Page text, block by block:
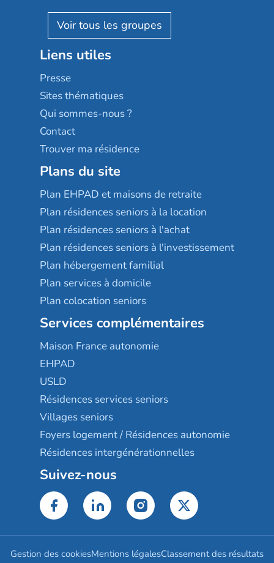
Reseda
Stella management
Les villages d'or
Sérénys
Résidences services Villa Médicis
Résidalya
Groupe aplus
AGE D'OR Services
Liens utiles
Presse
Sites thématiques
Qui sommes-nous ?
Contact
Trouver ma résidence
Plans du site
Plan EHPAD et maisons de retraite
Plan résidences seniors à la location
Plan résidences seniors à l'achat
Plan résidences seniors à l'investissement
Plan hébergement familial
Plan services à domicile
Plan colocation seniors
Services complémentaires
Maison France autonomie
EHPAD
USLD
Résidences services seniors
Villages seniors
Foyers logement / Résidences autonomie
Résidences intergénérationnelles
Suivez-nous
Gestion des cookiesMentions légalesClassement des résultats